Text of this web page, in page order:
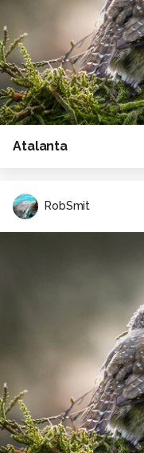
Atalanta
RobSmit